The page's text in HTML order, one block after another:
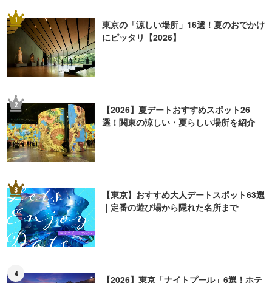
1
東京の「涼しい場所」16選！夏のおでかけ
にピッタリ【2026】
2
【2026】夏デートおすすめスポット26
選！関東の涼しい・夏らしい場所を紹介
3
【東京】おすすめ大人デートスポット63選
｜定番の遊び場から隠れた名所まで
4 【2026】東京「ナイトプール」6選！ホテ